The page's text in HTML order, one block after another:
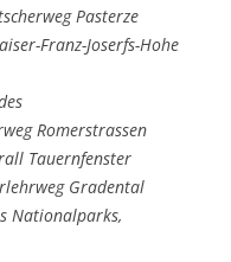
Pasterze
Franz-Joserfs-Hohe
Romerstrassen
Tauernfenster
Gradental
Nationalparks,